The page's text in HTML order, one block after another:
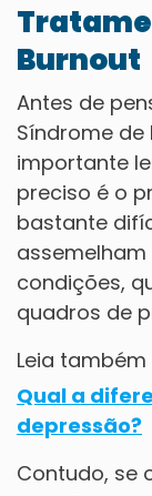
Burnout
Antes de
Síndrome de
importante
preciso é o
bastante
condições,
quadros de
Leia também
Qual a
depressão?
Contudo, se